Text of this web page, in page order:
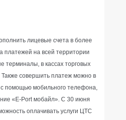
лицевые счета в более
платежей на всей территории
терминалы, в кассах торговых
Также совершить платеж можно в
помощью мобильного телефона,
«E-Port мобайл». С 30 июня
оплачивать услуги ЦТС